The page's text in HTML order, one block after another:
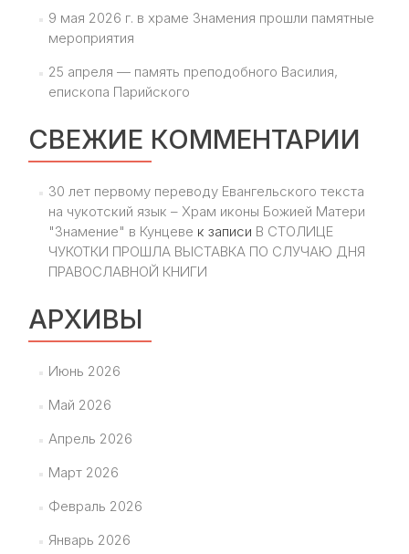
9 мая 2026 г. в храме Знамения прошли памятные
мероприятия
25 апреля — память преподобного Василия,
епископа Парийского
СВЕЖИЕ КОММЕНТАРИИ
30 лет первому переводу Евангельского текста
на чукотский язык – Храм иконы Божией Матери
"Знамение" в Кунцеве к записи В СТОЛИЦЕ
ЧУКОТКИ ПРОШЛА ВЫСТАВКА ПО СЛУЧАЮ ДНЯ
ПРАВОСЛАВНОЙ КНИГИ
АРХИВЫ
Июнь 2026
Май 2026
Апрель 2026
Март 2026
Февраль 2026
Январь 2026